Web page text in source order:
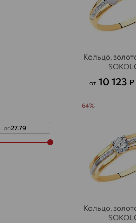
до
Кольцо,
от 10 123₽
Кольцо,
64%